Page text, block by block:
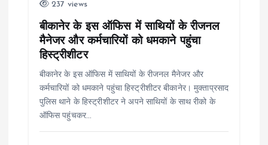
237 views
बीकानेर के इस ऑफिस में साथियों के रीजनल
मैनेजर और कर्मचारियों को धमकाने पहुंचा
हिस्ट्रीशीटर
बीकानेर के इस ऑफिस में साथियों के रीजनल मैनेजर और
कर्मचारियों को धमकाने पहुंचा हिस्ट्रीशीटर बीकानेर। मुक्ताप्रसाद
पुलिस थाने के हिस्ट्रीशीटर ने अपने साथियों के साथ रीको के
ऑफिस पहुंचकर…